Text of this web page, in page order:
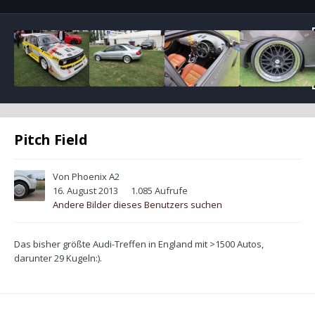
Pitch Field
Von Phoenix A2
16. August 2013
1.085 Aufrufe
Andere Bilder dieses Benutzers suchen
Das bisher größte Audi-Treffen in England mit >1500 Autos,
darunter 29 Kugeln:).